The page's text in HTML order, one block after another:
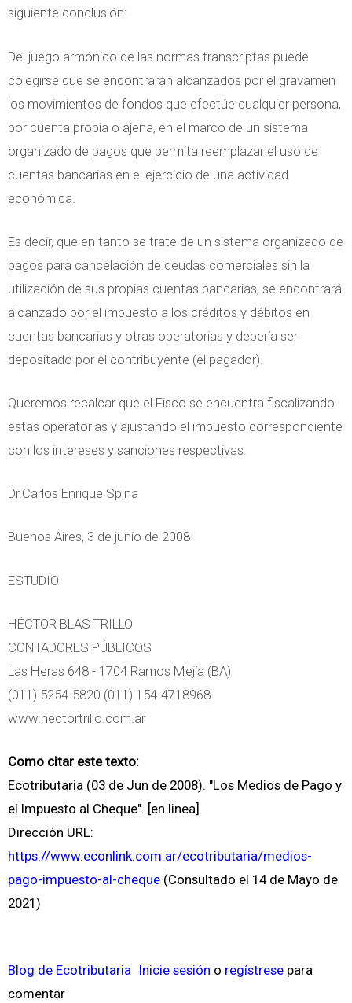
siguiente conclusión:
Del juego armónico de las normas transcriptas puede
colegirse que se encontrarán alcanzados por el gravamen
los movimientos de fondos que efectúe cualquier persona,
por cuenta propia o ajena, en el marco de un sistema
organizado de pagos que permita reemplazar el uso de
cuentas bancarias en el ejercicio de una actividad
económica.
Es decir, que en tanto se trate de un sistema organizado de
pagos para cancelación de deudas comerciales sin la
utilización de sus propias cuentas bancarias, se encontrará
alcanzado por el impuesto a los créditos y débitos en
cuentas bancarias y otras operatorias y debería ser
depositado por el contribuyente (el pagador).
Queremos recalcar que el Fisco se encuentra fiscalizando
estas operatorias y ajustando el impuesto correspondiente
con los intereses y sanciones respectivas.
Dr.Carlos Enrique Spina
Buenos Aires, 3 de junio de 2008
ESTUDIO
HÉCTOR BLAS TRILLO
CONTADORES PÚBLICOS
Las Heras 648 - 1704 Ramos Mejía (BA)
(011) 5254-5820 (011) 154-4718968
www.hectortrillo.com.ar
Como citar este texto:
Ecotributaria (03 de Jun de 2008). "Los Medios de Pago y
el Impuesto al Cheque". [en linea]
Dirección URL:
https://www.econlink.com.ar/ecotributaria/medios-
pago-impuesto-al-cheque (Consultado el 14 de Mayo de
2021)
Blog de Ecotributaria Inicie sesión o regístrese para
comentar